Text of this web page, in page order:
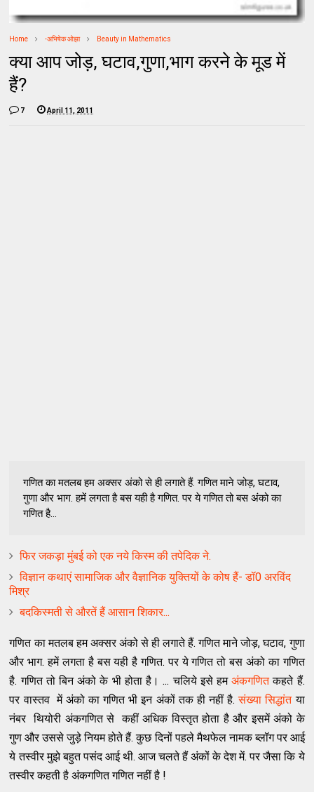
Home -अभिषेक ओझा Beauty in Mathematics
क्‍या आप जोड़, घटाव,गुणा,भाग करने के मूड में
हैं?
7 April 11, 2011
गणित का मतलब हम अक्सर अंको से ही लगाते हैं. गणित माने जोड़, घटाव,
गुणा और भाग. हमें लगता है बस यही है गणित. पर ये गणित तो बस अंको का
गणित है...
फिर जकड़ा मुंबई को एक नये किस्म की तपेदिक ने.
विज्ञान कथाएं सामाजिक और वैज्ञानिक युक्तियों के कोष हैं- डॉ0 अरविंद
मिश्र
बदकिस्मती से औरतें हैं आसान शिकार...
गणित का मतलब हम अक्सर अंको से ही लगाते हैं. गणित माने जोड़, घटाव, गुणा
और भाग. हमें लगता है बस यही है गणित. पर ये गणित तो बस अंको का गणित
है. गणित तो बिन अंको के भी होता है। ... चलिये इसे हमअंकगणितकहते हैं.
पर वास्तव में अंको का गणित भी इन अंकों तक ही नहीं है.संख्या सिद्धांतया
नंबर थियोरी अंकगणित से कहीं अधिक विस्तृत होता है और इसमें अंको के
गुण और उससे जुड़े नियम होते हैं. कुछ दिनों पहले मैथफेल नामक ब्लॉग पर आई
ये तस्वीर मुझे बहुत पसंद आई थी. आज चलते हैं अंकों के देश में. पर जैसा कि ये
तस्वीर कहती है अंकगणित गणित नहीं है !